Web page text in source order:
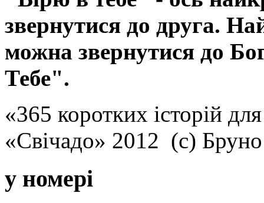
звернутися до друга.
можна звернутися до
Тебе".
«365 коротких історій
«Свічадо» 2012 (с)
у номері